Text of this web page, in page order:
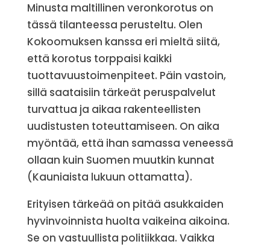
Minusta maltillinen veronkorotus on
tässä tilanteessa perusteltu. Olen
Kokoomuksen kanssa eri mieltä siitä,
että korotus torppaisi kaikki
tuottavuustoimenpiteet. Päin vastoin,
sillä saataisiin tärkeät peruspalvelut
turvattua ja aikaa rakenteellisten
uudistusten toteuttamiseen. On aika
myöntää, että ihan samassa veneessä
ollaan kuin Suomen muutkin kunnat
(Kauniaista lukuun ottamatta).
Erityisen tärkeää on pitää asukkaiden
hyvinvoinnista huolta vaikeina aikoina.
Se on vastuullista politiikkaa. Vaikka